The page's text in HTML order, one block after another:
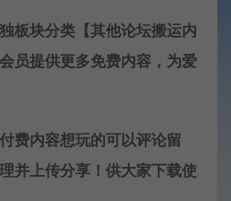
板块分类【其他论坛搬运内
员提供更多免费内容，为爱
费内容想玩的可以评论留
并上传分享！供大家下载使